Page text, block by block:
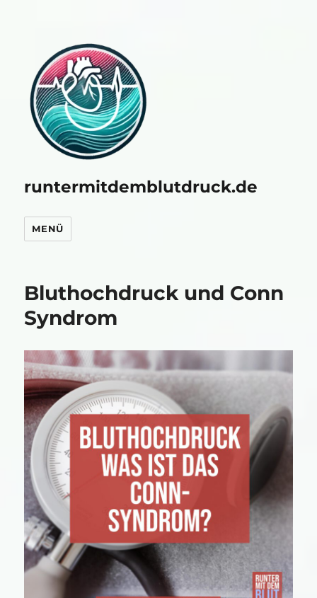
runtermitdemblutdruck.de
MENÜ
Bluthochdruck und Conn
Syndrom